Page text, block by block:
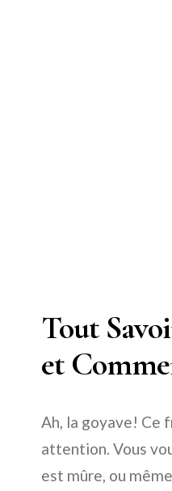
Tout
et
Ah, la goyave!
attention. Vous
est mûre, ou